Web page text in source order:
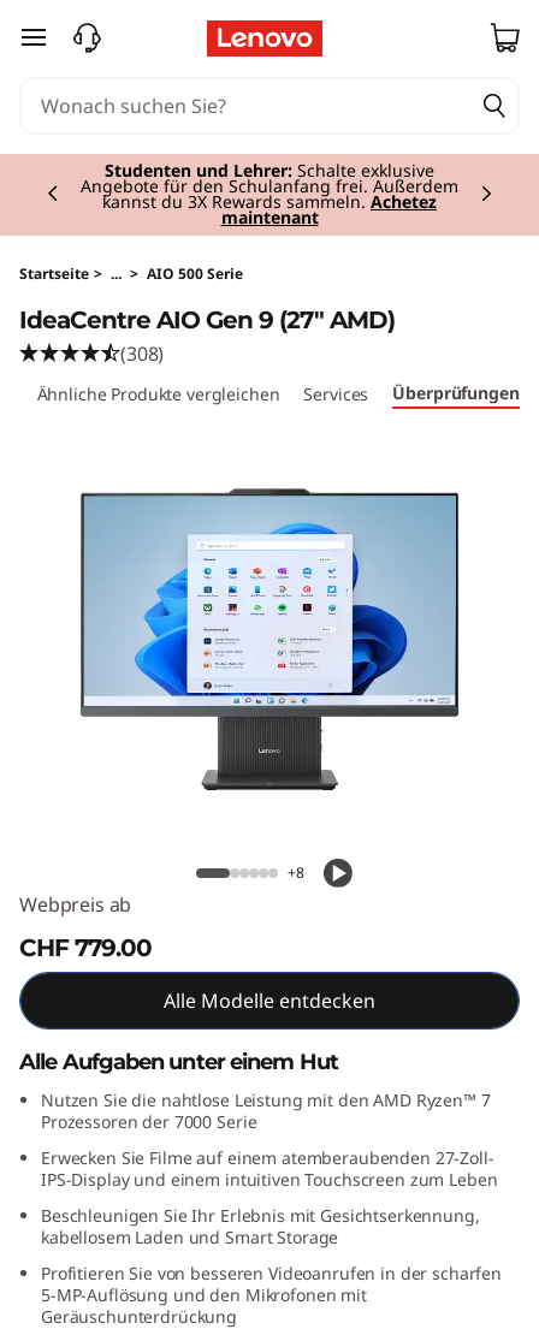
C
e
n
2
7
A
M
D
zum Hauptinhalt springen
Studenten und Lehrer: Schalte exklusive
Angebote für den Schulanfang frei. Außerdem
kannst du 3X Rewards sammeln. Achetez
maintenant
Currently displaying item 2 of 3
Startseite > ... > AIO 500 Serie
IdeaCentre AIO Gen 9 (27" AMD)
(308)
Ähnliche Produkte vergleichen Services Überprüfungen
+8
Webpreis ab
CHF 779.00
Alle Modelle entdecken
Alle Aufgaben unter einem Hut
Nutzen Sie die nahtlose Leistung mit den AMD Ryzen™ 7
Prozessoren der 7000 Serie
Erwecken Sie Filme auf einem atemberaubenden 27-Zoll-
IPS-Display und einem intuitiven Touchscreen zum Leben
Beschleunigen Sie Ihr Erlebnis mit Gesichtserkennung,
kabellosem Laden und Smart Storage
Profitieren Sie von besseren Videoanrufen in der scharfen
5-MP-Auflösung und den Mikrofonen mit
Geräuschunterdrückung